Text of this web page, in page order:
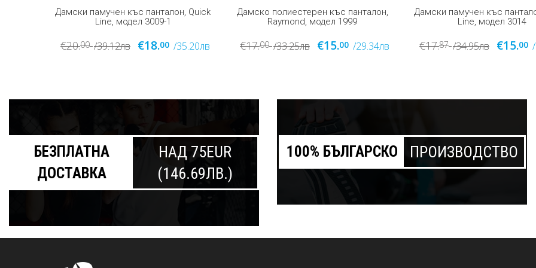
Дамско полиестерeн къс панталон,
Raymond, модел 1999
€17.00 /33.25лв €15.00 /29.34лв
Дамски памучен къс панталон, Quick
Line, модел 3014
€17.87 /34.95лв €15.00 /29.34лв
Дамски полиестерен 3/4
клин, къс панталон,
€20.00 /39.12лв €18.00
БЕЗПЛАТНА
ДОСТАВКА
НАД 75EUR
(146.69ЛВ.)
100% БЪЛГАРСКО ПРОИЗВОДСТВО